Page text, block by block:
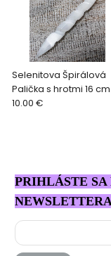
Selenitova Špirálová
Palička s hrotmi 16 cm
10.00 €
PRIHLÁSTE SA
NEWSLETTERA